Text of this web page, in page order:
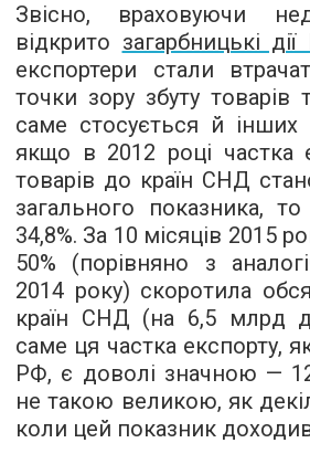
Звісно, враховуючи
відкрито загарбницькі дії
експортери стали
точки зору збуту
саме стосується й інших
якщо в 2012 році частка
товарів до країн СНД
загального показника,
34,8%. За 10 місяців 2015
50% (порівняно з
2014 року) скоротила
країн СНД (на 6,5 млрд
саме ця частка експорту,
РФ, є доволі значною —
не такою великою, як
коли цей показник